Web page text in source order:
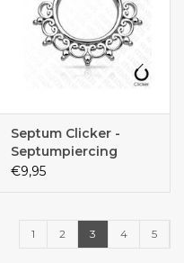
Septum Clicker -
Septumpiercing
€9,95
1 2 3 4 5